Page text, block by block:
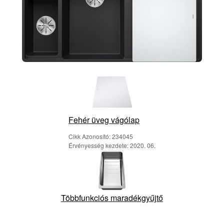
Fehér üveg vágólap
Cikk Azonosító: 234045
Érvényesség kezdete: 2020. 06.
Többfunkciós maradékgyűjtő